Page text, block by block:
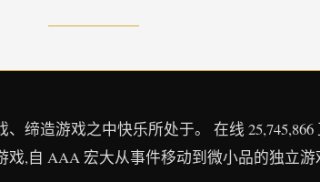
缔造游戏之中快乐所处于。 在线 25,745,866
戏,自 AAA 宏大从事件移动到微小品的独立